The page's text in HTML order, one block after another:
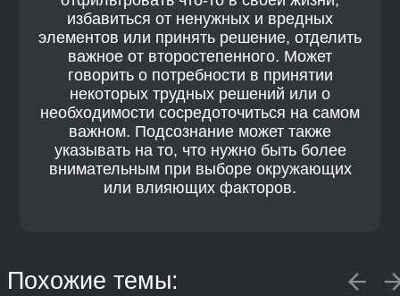
избавиться от ненужных и вредных
элементов или принять решение, отделить
важное от второстепенного. Может
говорить о потребности в принятии
некоторых трудных решений или о
необходимости сосредоточиться на самом
важном. Подсознание может также
указывать на то, что нужно быть более
внимательным при выборе окружающих
или влияющих факторов.
Похожие темы: